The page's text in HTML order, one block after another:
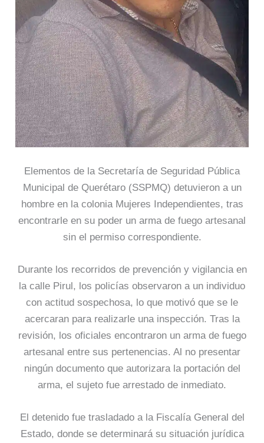
Elementos de la Secretaría de Seguridad Pública
Municipal de Querétaro (SSPMQ) detuvieron a un
hombre en la colonia Mujeres Independientes, tras
encontrarle en su poder un arma de fuego artesanal
sin el permiso correspondiente.
Durante los recorridos de prevención y vigilancia en
la calle Pirul, los policías observaron a un individuo
con actitud sospechosa, lo que motivó que se le
acercaran para realizarle una inspección. Tras la
revisión, los oficiales encontraron un arma de fuego
artesanal entre sus pertenencias. Al no presentar
ningún documento que autorizara la portación del
arma, el sujeto fue arrestado de inmediato.
El detenido fue trasladado a la Fiscalía General del
Estado, donde se determinará su situación jurídica